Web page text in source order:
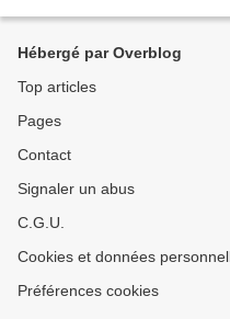
Hébergé par Overblog
Top articles
Pages
Contact
Signaler un abus
C.G.U.
Cookies et données
Préférences cookies